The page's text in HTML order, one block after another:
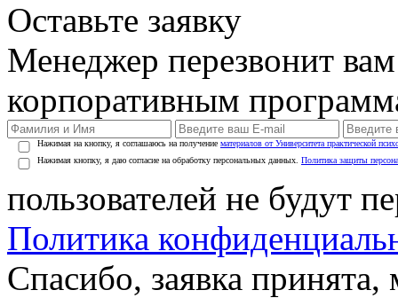
Оставьте заявку
Менеджер перезвонит
корпоративным
Нажимая на кнопку, я соглашаюсь на получение материалов от Университета практической
Нажимая кнопку, я даю согласие на обработку персональных данных. Политика защиты
пользователей не будут
Политика
Спасибо, заявка